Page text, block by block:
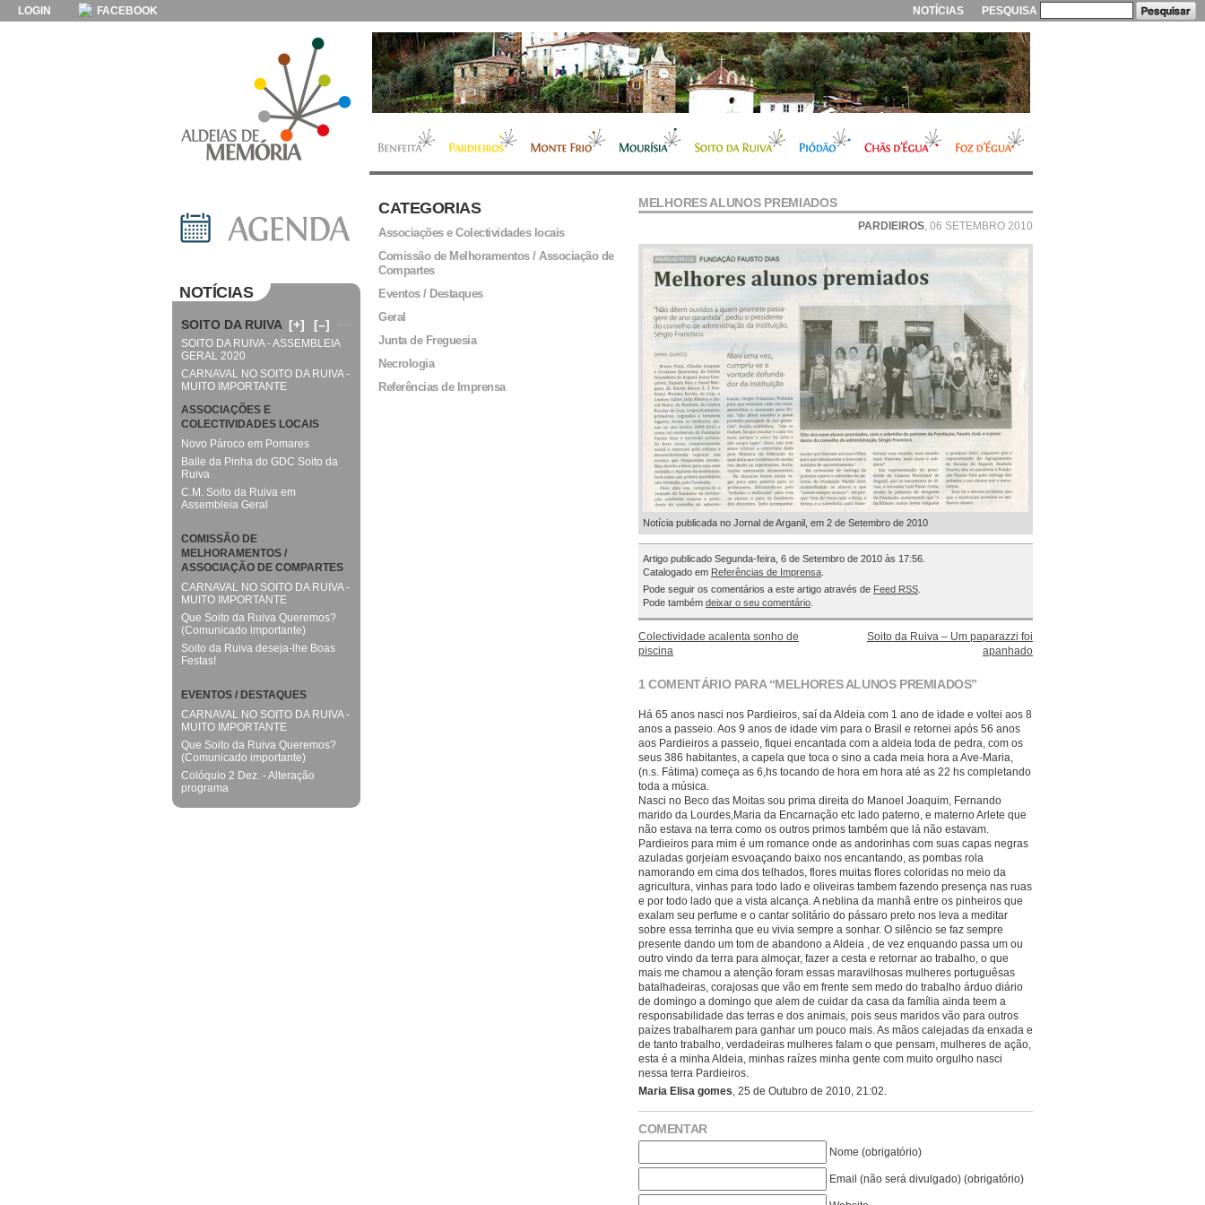
LOGIN FACEBOOK PESQUISA
NOTÍCIAS
MELHORES ALUNOS PREMIADOS
PARDIEIROS, 06 SETEMBRO 2010
Notícia publicada no Jornal de Arganil, em 2 de Setembro de 2010
Artigo publicado Segunda-feira, 6 de Setembro de 2010 às 17:56.
Catalogado em Referências de Imprensa
Pode seguir os comentários a este artigo através de Feed RSS
Pode também deixar o seu comentário
Colectividade acalenta sonho de
piscina
Soito da Ruiva – Um paparazzi foi
apanhado
1 COMENTÁRIO PARA “MELHORES ALUNOS PREMIADOS”
Há 65 anos nasci nos Pardieiros, saí da Aldeia com 1 ano de idade e voltei aos 8
anos a passeio. Aos 9 anos de idade vim para o Brasil e retornei após 56 anos
aos Pardieiros a passeio, fiquei encantada com a aldeia toda de pedra, com os
seus 386 habitantes, a capela que toca o sino a cada meia hora a Ave-Maria,
(n.s. Fátima) começa as 6,hs tocando de hora em hora até as 22 hs completando
toda a música.
Nasci no Beco das Moitas sou prima direita do Manoel Joaquim, Fernando
marido da Lourdes,Maria da Encarnação etc lado paterno, e materno Arlete que
não estava na terra como os outros primos também que lá não estavam.
Pardieiros para mim é um romance onde as andorinhas com suas capas negras
azuladas gorjeiam esvoaçando baixo nos encantando, as pombas rola
namorando em cima dos telhados, flores muitas flores coloridas no meio da
agricultura, vinhas para todo lado e oliveiras tambem fazendo presença nas ruas
e por todo lado que a vista alcança. A neblina da manhã entre os pinheiros que
exalam seu perfume e o cantar solitário do pássaro preto nos leva a meditar
sobre essa terrinha que eu vivia sempre a sonhar. O silêncio se faz sempre
presente dando um tom de abandono a Aldeia , de vez enquando passa um ou
outro vindo da terra para almoçar, fazer a cesta e retornar ao trabalho, o que
mais me chamou a atenção foram essas maravilhosas mulheres portuguêsas
batalhadeiras, corajosas que vão em frente sem medo do trabalho árduo diário
de domingo a domingo que alem de cuidar da casa da família ainda teem a
responsabilidade das terras e dos animais, pois seus maridos vão para outros
paízes trabalharem para ganhar um pouco mais. As mãos calejadas da enxada e
de tanto trabalho, verdadeiras mulheres falam o que pensam, mulheres de ação,
esta é a minha Aldeia, minhas raízes minha gente com muito orgulho nasci
nessa terra Pardieiros.
Maria Elisa gomes, 25 de Outubro de 2010, 21:02.
COMENTAR
Nome (obrigatório)
Email (não será divulgado) (obrigatório)
CATEGORIAS
Associações e Colectividades locais
Comissão de Melhoramentos / Associação de
Compartes
Eventos / Destaques
Geral
Junta de Freguesia
Necrologia
Referências de Imprensa
NOTÍCIAS
SOITO DA RUIVA [+] [–]
SOITO DA RUIVA - ASSEMBLEIA
GERAL 2020
CARNAVAL NO SOITO DA RUIVA -
MUITO IMPORTANTE
ASSOCIAÇÕES E
COLECTIVIDADES LOCAIS
Novo Pároco em Pomares
Baile da Pinha do GDC Soito da
Ruiva
C.M. Soito da Ruiva em
Assembleia Geral
COMISSÃO DE
MELHORAMENTOS /
ASSOCIAÇÃO DE COMPARTES
CARNAVAL NO SOITO DA RUIVA -
MUITO IMPORTANTE
Que Soito da Ruiva Queremos?
(Comunicado importante)
Soito da Ruiva deseja-lhe Boas
Festas!
EVENTOS / DESTAQUES
CARNAVAL NO SOITO DA RUIVA -
MUITO IMPORTANTE
Que Soito da Ruiva Queremos?
(Comunicado importante)
Colóquio 2 Dez. - Alteração
programa